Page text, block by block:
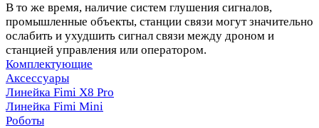
В то же время, наличие систем глушения сигналов,
промышленные объекты, станции связи могут значительно
ослабить и ухудшить сигнал связи между дроном и
станцией управления или оператором.
Комплектующие
Аксессуары
Линейка Fimi X8 Pro
Линейка Fimi Mini
Роботы